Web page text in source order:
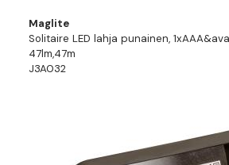
Maglite
Solitaire LED lahja punainen,
47lm,47m
J3A032